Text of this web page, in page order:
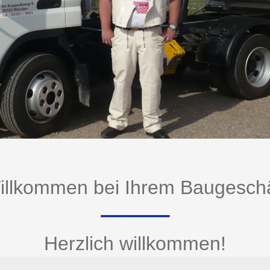
bei Ihrem
Herzlich willkommen!